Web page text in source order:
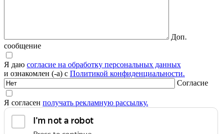
Доп.
сообщение
Я даю согласие на обработку персональных данных
и ознакомлен (-а) с Политикой конфиденциальности.
Согласие
Я согласен получать рекламную рассылку.